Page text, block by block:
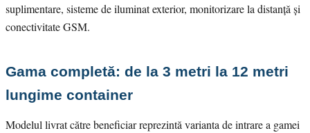
suplimentare, sisteme de iluminat exterior, monitorizare la distanță și
conectivitate GSM.
Gama completă: de la 3 metri la 12 metri
lungime container
Modelul livrat către beneficiar reprezintă varianta de intrare a gamei